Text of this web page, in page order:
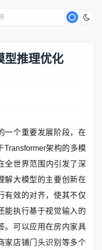
型推理优化
一个重要发展阶段，在
Transformer架构的多模
全世界范围内引发了深
解大模型的主要创新在
有效的对齐，使其不仅
能执行基于视觉输入的
。可以应用在房内家具
家店铺门头识别等多个